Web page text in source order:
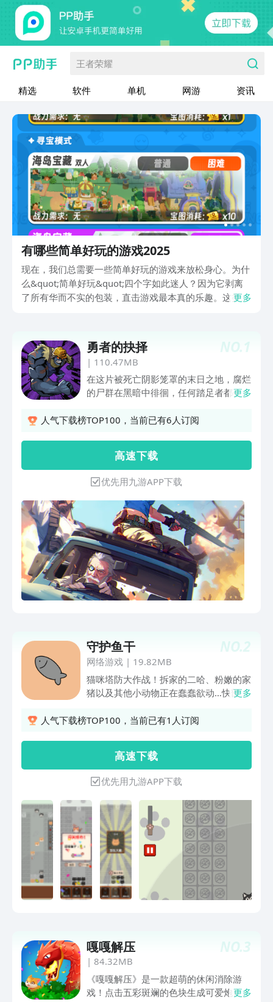
王者荣耀
精选 软件 单机 网游 资讯
有哪些简单好玩的游戏2025
现在，我们总需要一些简单好玩的游戏来放松身心。为什
么&quot;简单好玩&quot;四个字如此迷人？因为它剥离
了所有华而不实的包装，直击游戏最本真的乐趣。这类游
盈无负担。
更多
NO.1
勇者的抉择
| 110.47MB
在这片被死亡阴影笼罩的末日之地，腐烂
的尸群在黑暗中徘徊，任何踏足者都会立
必须与志同道合的伙伴并肩作战，一边追
断前行，才能在绝望中开辟未来！游戏特
色：-竖屏单手操作：轻松操控，另一只
手随时接电话、喝咖啡也无压力-海量
Roguelite技能：百余种随机组合，叠出
毁天灭地的终极大招-沉浸式像素风格关
卡：无人小镇、沙漠城镇、街心公园、货
柜港口……每处都暗藏危机-个性英雄羁
绊：4位英雄各具专长，特色技能惊喜不
断-多形态BOSS：飞行异形、酸液肥宅、
巨型蜘蛛……它们正拦在通往黎明的必经
之路上勇士，现在就加入战场，向着希望
更多
人气下载榜TOP100，当前已有6人订阅
高 速 下 载
优先用九游APP下载
NO.2
守护鱼干
网络游戏| 19.82MB
猫咪塔防大作战！拆家的二哈、粉嫩的家
猪以及其他小动物正在蠢蠢欲动…快部署
时候展现真正的猫力了！
更多
人气下载榜TOP100，当前已有1人订阅
高 速 下 载
优先用九游APP下载
NO.3
嘎嘎解压
| 84.32MB
《嘎嘎解压》是一款超萌的休闲消除游
戏！点击五彩斑斓的色块生成可爱炮台，
更多